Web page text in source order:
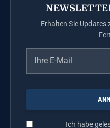
Erhalten Sie Updates
Ich habe